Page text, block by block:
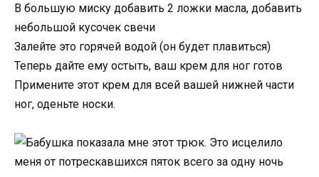
В большую миску добавить 2 ложки масла, добавить
небольшой кусочек свечи
Залейте это горячей водой (он будет плавиться)
Теперь дайте ему остыть, ваш крем для ног готов
Примените этот крем для всей вашей нижней части
ног, оденьте носки.